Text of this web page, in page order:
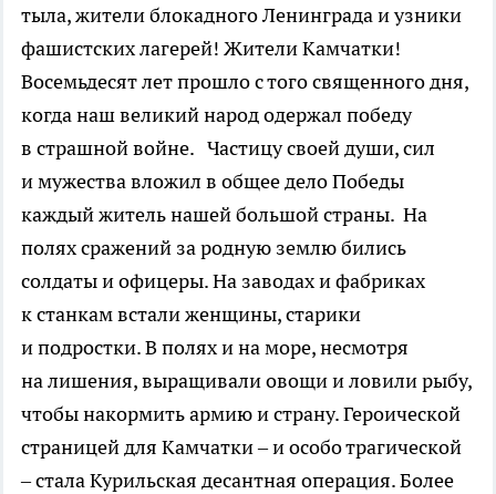
тыла, жители блокадного Ленинграда и узники
фашистских лагерей! Жители Камчатки!
Восемьдесят лет прошло с того священного дня,
когда наш великий народ одержал победу
в страшной войне. Частицу своей души, сил
и мужества вложил в общее дело Победы
каждый житель нашей большой страны. На
полях сражений за родную землю бились
солдаты и офицеры. На заводах и фабриках
к станкам встали женщины, старики
и подростки. В полях и на море, несмотря
на лишения, выращивали овощи и ловили рыбу,
чтобы накормить армию и страну. Героической
страницей для Камчатки – и особо трагической
– стала Курильская десантная операция. Более